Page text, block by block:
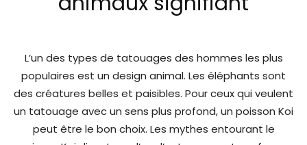
L’un des types de tatouages des hommes les plus
populaires est un design animal. Les éléphants sont
des créatures belles et paisibles. Pour ceux qui veulent
un tatouage avec un sens plus profond, un poisson Koi
peut être le bon choix. Les mythes entourant le